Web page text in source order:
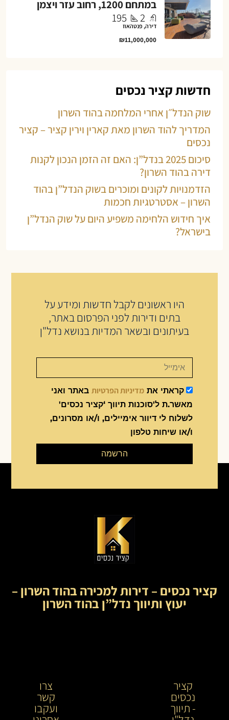
במתחם 1200, רחוב עזר ויצמן
2
195
דירה, פנטהאוז
₪11,000,000
חדשות קציר נכסים
שוק הנדל״ן אחרי המלחמה בהוד השרון
המדריך להוד השרון מאת קארין וירין קציר – קציר
נכסים
סיכום 2025 בנדל”ן: האם זה הזמן הנכון לקנות
דירה בהוד השרון?
הזדמנויות לקונים ומוכרים בשוק הנדל”ן בהוד
השרון – אסטרטגיות חכמות
איך חידוש הלחימה משפיע היום על שוק הנדל”ן
בישראל?
היו ראשונים לקבל חדשות ומידע על
בתים ודירות לפני הפרסום באתר,
בעיתונים ובשאר המדיות בנושא נדל"ן
קראתי את מדיניות הפרטיות באתר ואני
מאשר.ת ל'סוכנות תיווך ‘קציר נכסים'
לשלוח לי דיוור אימיילים, ו/או מסרונים,
ו/או שיחות טלפון
הרשמה
קציר נכסים – דירות למכירה בהוד השרון –
יעוץ ותיווך נדל”ן בהוד השרון
קציר
נכסים
- תיווך
צרו
קשר
ועקבו